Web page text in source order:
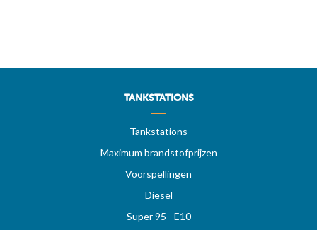
TANKSTATIONS
Tankstations
Maximum brandstofprijzen
Voorspellingen
Diesel
Super 95 - E10